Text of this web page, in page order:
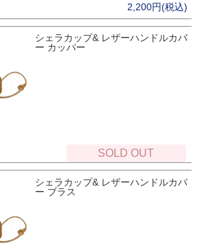
2,200円(税込)
シェラカップ& レザーハンドルカバ
ー カッパー
SOLD OUT
シェラカップ& レザーハンドルカバ
ー ブラス